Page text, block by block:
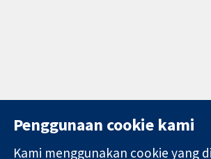
Penggunaan cookie kami
Kami menggunakan cookie yang